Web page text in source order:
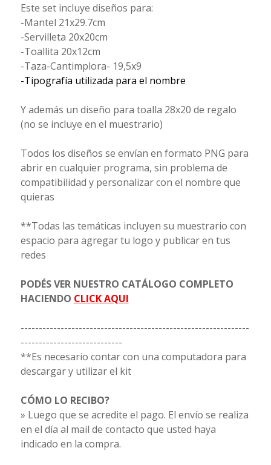
Este set incluye diseños para:
-Mantel 21x29.7cm
-Servilleta 20x20cm
-Toallita 20x12cm
-Taza-Cantimplora- 19,5x9
-Tipografía utilizada para el nombre
Y además un diseño para toalla 28x20 de regalo
(no se incluye en el muestrario)
Todos los diseños se envían en formato PNG para
abrir en cualquier programa, sin problema de
compatibilidad y personalizar con el nombre que
quieras
**Todas las temáticas incluyen su muestrario con
espacio para agregar tu logo y publicar en tus
redes
PODÉS VER NUESTRO CATÁLOGO COMPLETO
HACIENDO CLICK AQUI
---------------------------------------------------------------
----------------------------
**Es necesario contar con una computadora para
descargar y utilizar el kit
CÓMO LO RECIBO?
» Luego que se acredite el pago. El envío se realiza
en el día al mail de contacto que usted haya
indicado en la compra.